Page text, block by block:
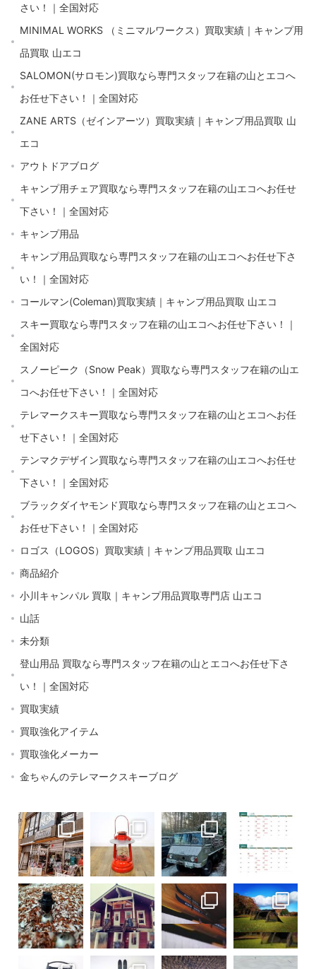
さい！｜全国対応
MINIMAL WORKS （ミニマルワークス）買取実績｜キャンプ用
品買取 山エコ
SALOMON(サロモン)買取なら専門スタッフ在籍の山とエコへ
お任せ下さい！｜全国対応
ZANE ARTS（ゼインアーツ）買取実績｜キャンプ用品買取 山
エコ
アウトドアブログ
キャンプ用チェア買取なら専門スタッフ在籍の山エコへお任せ
下さい！｜全国対応
キャンプ用品
キャンプ用品買取なら専門スタッフ在籍の山エコへお任せ下さ
い！｜全国対応
コールマン(Coleman)買取実績｜キャンプ用品買取 山エコ
スキー買取なら専門スタッフ在籍の山エコへお任せ下さい！｜
全国対応
スノーピーク（Snow Peak）買取なら専門スタッフ在籍の山エ
コへお任せ下さい！｜全国対応
テレマークスキー買取なら専門スタッフ在籍の山とエコへお任
せ下さい！｜全国対応
テンマクデザイン買取なら専門スタッフ在籍の山エコへお任せ
下さい！｜全国対応
ブラックダイヤモンド買取なら専門スタッフ在籍の山とエコへ
お任せ下さい！｜全国対応
ロゴス（LOGOS）買取実績｜キャンプ用品買取 山エコ
商品紹介
小川キャンパル 買取｜キャンプ用品買取専門店 山エコ
山話
未分類
登山用品 買取なら専門スタッフ在籍の山とエコへお任せ下さ
い！｜全国対応
買取実績
買取強化アイテム
買取強化メーカー
金ちゃんのテレマークスキーブログ